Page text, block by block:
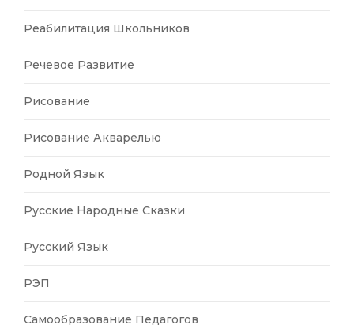
Реабилитация Школьников
Речевое Развитие
Рисование
Рисование Акварелью
Родной Язык
Русские Народные Сказки
Русский Язык
РЭП
Самообразование Педагогов